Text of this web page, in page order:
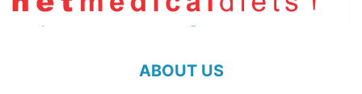
ABOUT US